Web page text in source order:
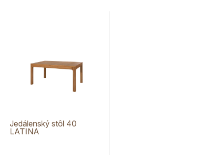
Jedálenský stôl 40
LATINA